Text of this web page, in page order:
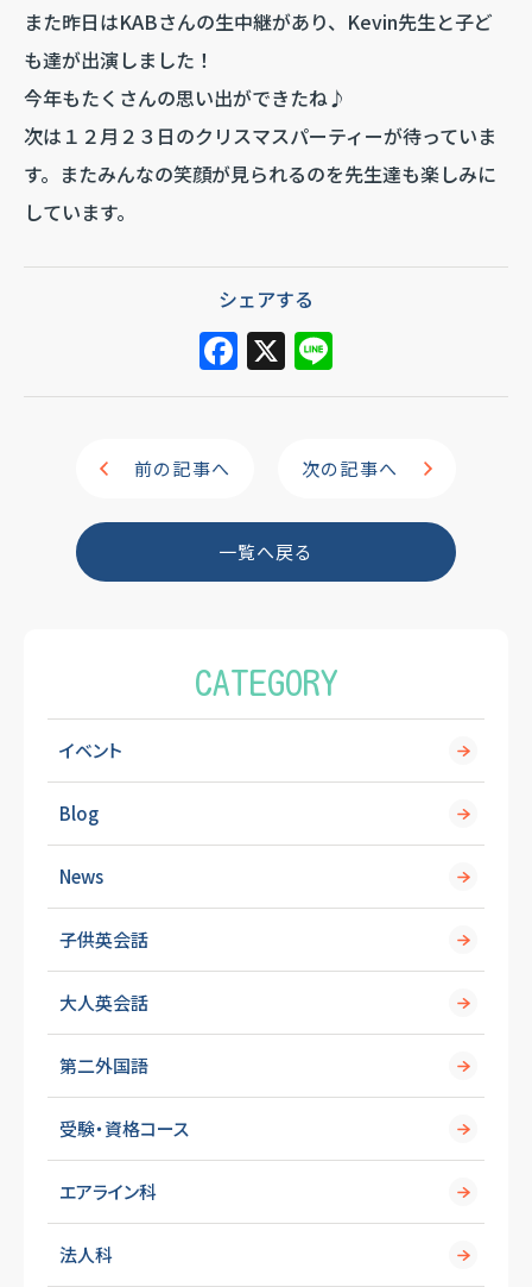
また昨日はKABさんの生中継があり、Kevin先生と子ど
も達が出演しました！
今年もたくさんの思い出ができたね♪
次は１２月２３日のクリスマスパーティーが待っていま
す。またみんなの笑顔が見られるのを先生達も楽しみに
しています。
シェアする
F
a
o
o
X
n
前の記事へ 次の記事へ
一覧へ戻る
CATEGORY
イベント
Blog
News
子供英会話
大人英会話
第二外国語
受験・資格コース
エアライン科
法人科